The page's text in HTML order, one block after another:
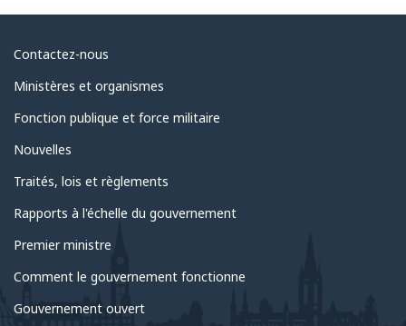
Au
sujet
du
gouvernement
Contactez-nous
Ministères et organismes
Fonction publique et force militaire
Nouvelles
Traités, lois et règlements
Rapports à l'échelle du gouvernement
Premier ministre
Comment le gouvernement fonctionne
Gouvernement ouvert